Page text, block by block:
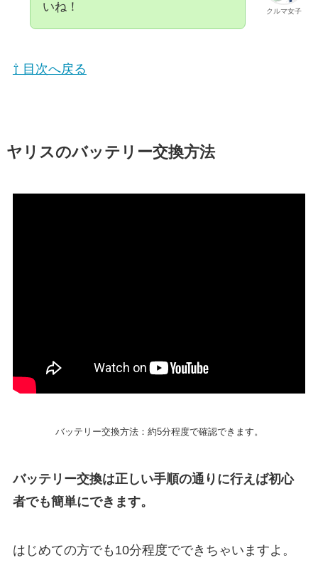
クルマ女子
いね！
⇧ 目次へ戻る
ヤリスのバッテリー交換方法
バッテリー交換方法：約5分程度で確認できます。
バッテリー交換は正しい手順の通りに行えば初心
者でも簡単にできます。
はじめての方でも10分程度でできちゃいますよ。